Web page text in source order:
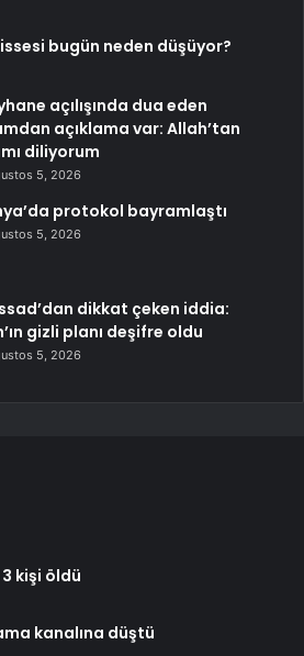
bugün neden düşüyor?
açılışında dua eden
açıklama var: Allah’tan
diliyorum
5, 2026
protokol bayramlaştı
5, 2026
dikkat çeken iddia:
gizli planı deşifre oldu
5, 2026
kişi öldü
kanalına düştü